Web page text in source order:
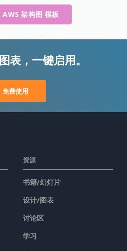
AWS 架构图 模板
表，一键启用。
免费使用
资源
书籍/幻灯片
设计/图表
讨论区
学习